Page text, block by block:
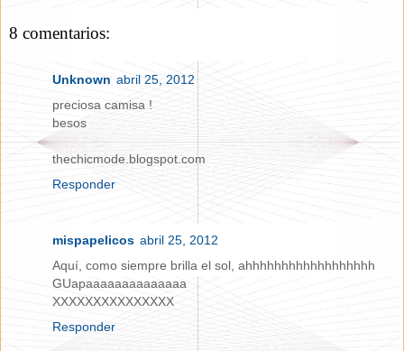
8 comentarios:
Unknown abril 25, 2012
preciosa camisa !
besos
thechicmode.blogspot.com
Responder
mispapelicos abril 25, 2012
Aquí, como siempre brilla el sol, ahhhhhhhhhhhhhhhhhh
GUapaaaaaaaaaaaaaa
XXXXXXXXXXXXXXX
Responder